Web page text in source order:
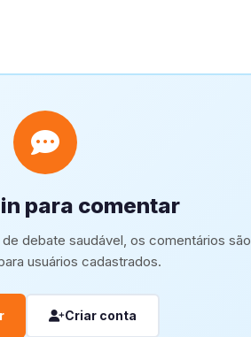
para comentar
debate saudável, os comentários são
usuários cadastrados.
Criar conta